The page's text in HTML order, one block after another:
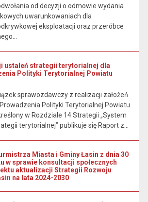
od decyzji o odmowie wydania
uwarunkowaniach dla
eksploatacji oraz przeróbce
ustaleń strategii terytorialnej dla
Polityki Terytorialnej Powiatu
sprawozdawczy z realizacji założeń
Polityki Terytorialnej Powiatu
w Rozdziale 14 Strategii „System
terytorialnej” publikuje się Raport z...
Miasta i Gminy Łasin z dnia 30
w sprawie konsultacji społecznych
aktualizacji Strategii Rozwoju
na lata 2024-2030